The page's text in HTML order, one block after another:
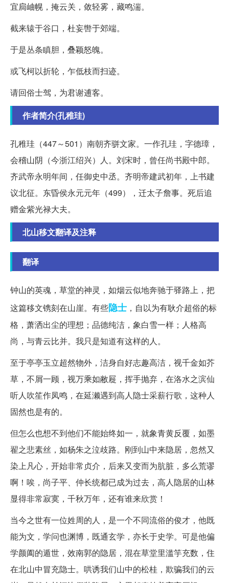
宜扃岫幌，掩云关，敛轻雾，藏鸣湍。
截来辕于谷口，杜妄辔于郊端。
于是丛条瞋胆，叠颖怒魄。
或飞柯以折轮，乍低枝而扫迹。
请回俗士驾，为君谢逋客。
作者简介(孔稚珪)
孔稚珪（447～501）南朝齐骈文家。一作孔珪，字德璋，
会稽山阴（今浙江绍兴）人。刘宋时，曾任尚书殿中郎。
齐武帝永明年间，任御史中丞。齐明帝建武初年，上书建
议北征。东昏侯永元元年（499），迁太子詹事。死后追
赠金紫光禄大夫。
北山移文翻译及注释
翻译
钟山的英魂，草堂的神灵，如烟云似地奔驰于驿路上，把
这篇移文镌刻在山崖。有些隐士 ，自以为有耿介超俗的标
格，萧洒出尘的理想；品德纯洁，象白雪一样；人格高
尚，与青云比并。我只是知道有这样的人。
至于亭亭玉立超然物外，洁身自好志趣高洁，视千金如芥
草，不屑一顾，视万乘如敝屣，挥手抛弃，在洛水之滨仙
听人吹笙作凤鸣，在延濑遇到高人隐士采薪行歌，这种人
固然也是有的。
但怎么也想不到他们不能始终如一，就象青黄反覆，如墨
翟之悲素丝，如杨朱之泣歧路。刚到山中来隐居，忽然又
染上凡心，开始非常贞介，后来又变而为肮脏，多么荒谬
啊！唉，尚子平、仲长统都已成为过去，高人隐居的山林
显得非常寂寞，千秋万年，还有谁来欣赏！
当今之世有一位姓周的人，是一个不同流俗的俊才，他既
能为文，学问也渊博，既通玄学，亦长于史学。可是他偏
学颜阖的遁世，效南郭的隐居，混在草堂里滥竽充数，住
在北山中冒充隐士。哄诱我们山中的松桂，欺骗我们的云